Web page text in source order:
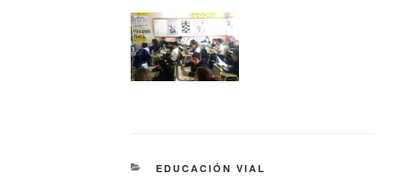
EDUCACIÓN VIAL